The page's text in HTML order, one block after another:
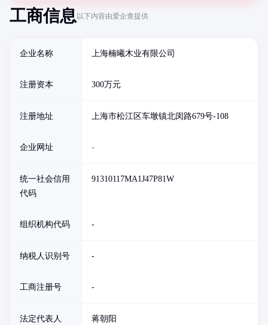
工商信息以下内容由爱企查提供
企业名称 上海楠曦木业有限公司
注册资本 300万元
注册地址 上海市松江区车墩镇北闵路679号-108
企业网址 -
统一社会信用
代码
91310117MA1J47P81W
组织机构代码 -
纳税人识别号 -
工商注册号 -
法定代表人 蒋朝阳